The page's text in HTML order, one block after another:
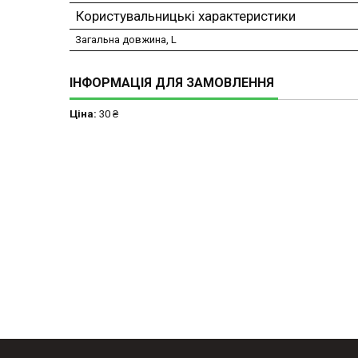
Користувальницькі характеристики
Загальна довжина, L
ІНФОРМАЦІЯ ДЛЯ ЗАМОВЛЕННЯ
Ціна: 30 ₴